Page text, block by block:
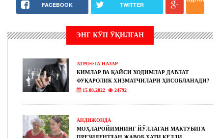
FACEBOOK TWITTER
ЭНГ КЎП ЎҚИЛГАН
АТРОФГА НАЗАР
КИМЛАР ВА ҚАЙСИ ХОДИМЛАР ДАВЛАТ
ФУҚАРОЛИК ХИЗМАТЧИЛАРИ ҲИСОБЛАНАДИ?
15.08.2022 24792
АНДИЖОНДА
МОҲЛАРОЙИМНИНГ ЙЎЛЛАГАН МАКТУБИГА